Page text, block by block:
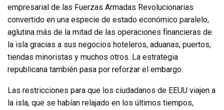
empresarial de las Fuerzas Armadas Revolucionarias
convertido en una especie de estado económico paralelo,
aglutina más de la mitad de las operaciones financieras de
la isla gracias a sus negocios hoteleros, aduanas, puertos,
tiendas minoristas y muchos otros. La estrategia
republicana también pasa por reforzar el embargo.
Las restricciones para que los ciudadanos de EEUU viajen a
la isla, que se habían relajado en los últimos tiempos,